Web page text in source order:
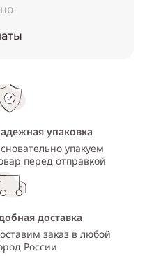
упаковка
упакуем
перед отправкой
доставка
заказ в любой
России